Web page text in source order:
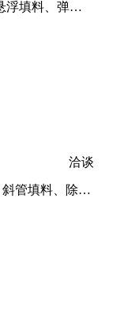
浮填料、弹性
、管道配件、
设备、微孔曝
曝气器、长柄
洽谈
管填料、除臭
、聚苯乙烯泡
流化床、空心